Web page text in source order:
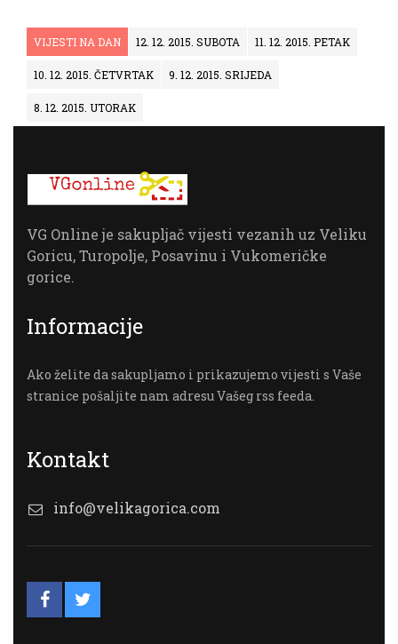
VIJESTI NA DAN 12. 12. 2015. SUBOTA 11. 12. 2015. PETAK
10. 12. 2015. ČETVRTAK 9. 12. 2015. SRIJEDA
8. 12. 2015. UTORAK
VG Online je sakupljač vijesti vezanih uz Veliku
Goricu, Turopolje, Posavinu i Vukomeričke
gorice.
Informacije
Ako želite da sakupljamo i prikazujemo vijesti s Vaše
stranice pošaljite nam adresu Vašeg rss feeda.
Kontakt
info@velikagorica.com